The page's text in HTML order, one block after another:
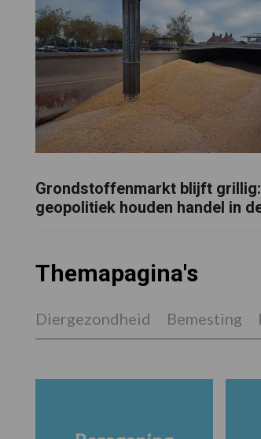
Grondstoffenmarkt blijft
geopolitiek houden handel in
Themapagina's
Diergezondheid Bemesting